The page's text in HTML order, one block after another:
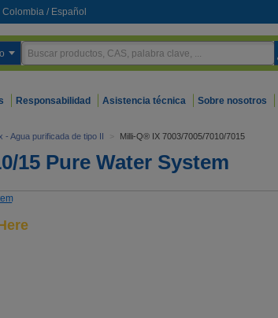
Colombia / Español
Responsabilidad Asistencia técnica Sobre nosotros
- Agua purificada de tipo II > Milli-Q® IX 7003/7005/7010/7015
15 Pure Water System